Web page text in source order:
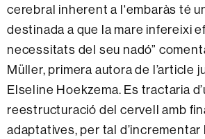
cerebral inherent a l'embaràs té
destinada a que la mare infereixi
necessitats del seu nadó”
Müller, primera autora de l’article
Elseline Hoekzema. Es tractaria
reestructuració del cervell amb
adaptatives, per tal